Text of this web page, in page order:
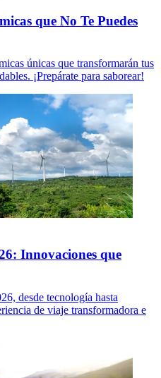
que No Te Puedes
únicas que transformarán tus
¡Prepárate para saborear!
Innovaciones que
desde tecnología hasta
de viaje transformadora e